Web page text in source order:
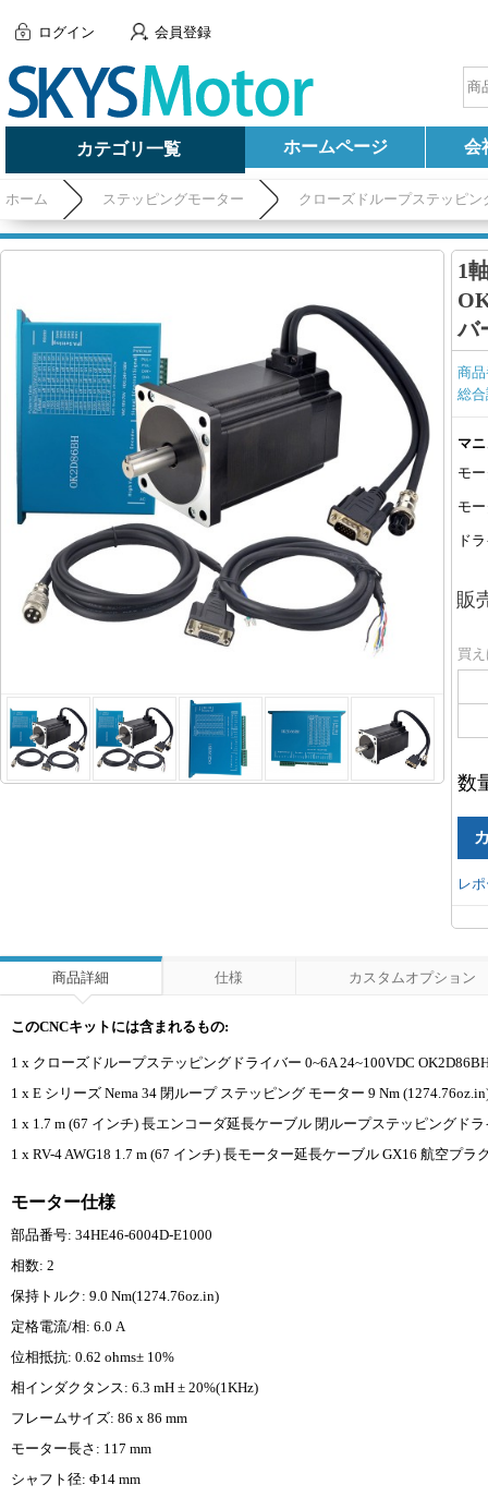
ログイン 会員登録
カテゴリ一覧 ホームページ 会
ホーム ステッピングモーター クローズドループステッピン
9.0Nm 6A (Nema 34 モーター&ドライバー)
1
バ
商
総
マ
モ
モ
ド
販
買
数
レ
商品詳細 仕様 カスタムオプション
このCNCキットには含まれるもの:
1 x クローズドループステッピングドライバー 0~6A 24~100VDC
1 x E シリーズ Nema 34 閉ループ ステッピング モーター 9 Nm
1 x 1.7 m (67 インチ) 長エンコーダ延長ケーブル 閉ループステッピングド
1 x RV-4 AWG18 1.7 m (67 インチ) 長モーター延長ケーブル GX16 航空プラ
モーター仕様
部品番号: 34HE46-6004D-E1000
相数: 2
保持トルク: 9.0 Nm(1274.76oz.in)
定格電流/相: 6.0 A
位相抵抗: 0.62 ohms± 10%
相インダクタンス: 6.3 mH ± 20%(1KHz)
フレームサイズ: 86 x 86 mm
モーター長さ: 117 mm
シャフト径: Φ14 mm